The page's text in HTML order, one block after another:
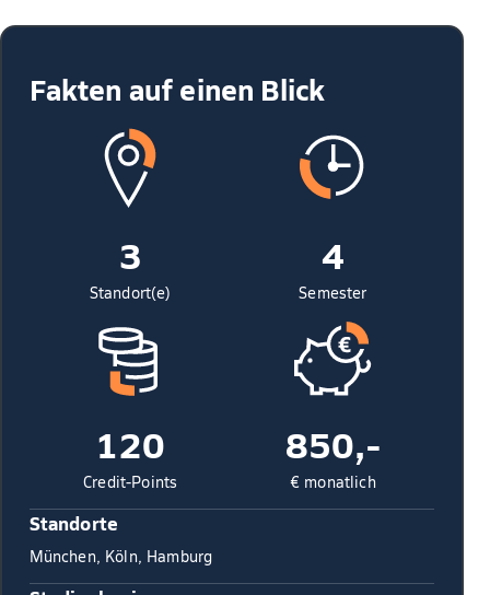
Fakten auf einen Blick
3
Standort(e)
4
Semester
120
Credit-Points
850,-
€ monatlich
Standorte
München, Köln, Hamburg